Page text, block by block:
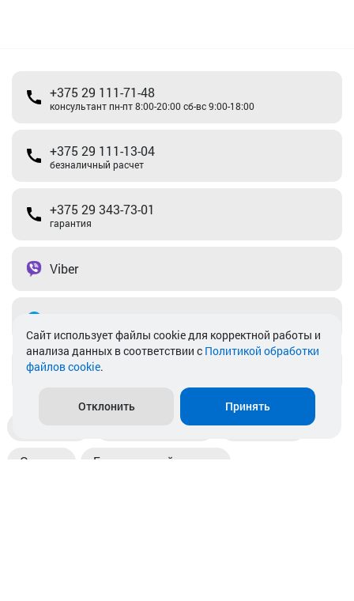
+375 29 111-71-48
консультант пн-пт 8:00-20:00 сб-вс 9:00-18:00
+375 29 111-13-04
безналичный расчет
+375 29 343-73-01
гарантия
Viber
info@akkamulik.by
Пункты выдачи Магазины
Оплата Безналичный расчет
Cайт использует файлы cookie для корректной работы и
анализа данных в соответствии с Политикой обработки
файлов cookie.
Отклонить Принять